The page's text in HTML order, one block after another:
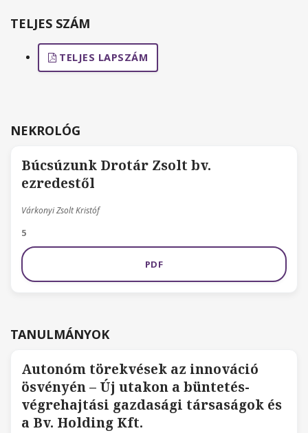
TELJES SZÁM
TELJES LAPSZÁM
NEKROLÓG
Búcsúzunk Drotár Zsolt bv.
ezredestől
Várkonyi Zsolt Kristóf
5
PDF
TANULMÁNYOK
Autonóm törekvések az innováció
ösvényén – Új utakon a büntetés-
végrehajtási gazdasági társaságok és
a Bv. Holding Kft.